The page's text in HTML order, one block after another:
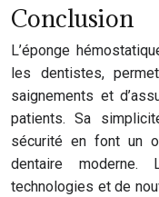
Conclusion
L’éponge
les dentistes,
saignements et
patients. Sa
sécurité en font un
dentaire moderne.
technologies et de